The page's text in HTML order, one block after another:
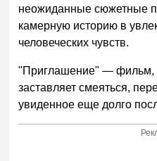
неожиданные сюжетные
камерную историю в
человеческих чувств.
"Приглашение" — фильм,
заставляет смеяться,
увиденное еще долго